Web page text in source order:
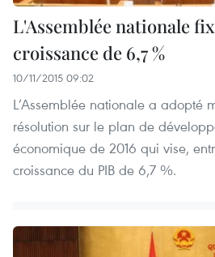
L'Assemblée nationale
croissance de 6,7 %
10/11/2015 09:02
L’Assemblée nationale a adopté
résolution sur le plan de
économique de 2016 qui vise,
croissance du PIB de 6,7 %.